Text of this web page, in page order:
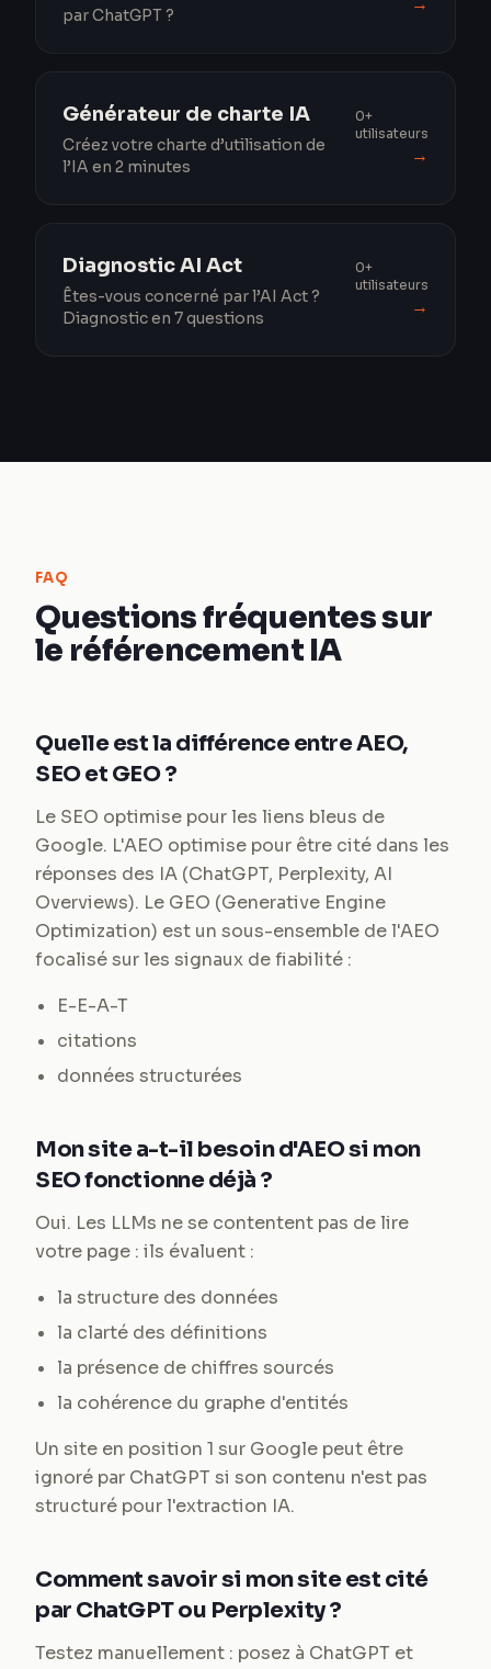
par ChatGPT ?
Générateur de charte IA
Créez votre charte d’utilisation de
l’IA en 2 minutes
0+
utilisateurs
→
Diagnostic AI Act
Êtes-vous concerné par l’AI Act ?
Diagnostic en 7 questions
0+
utilisateurs
→
FAQ
Questions fréquentes sur
le référencement IA
Quelle est la différence entre AEO,
SEO et GEO ?
Le SEO optimise pour les liens bleus de
Google. L'AEO optimise pour être cité dans les
réponses des IA (ChatGPT, Perplexity, AI
Overviews). Le GEO (Generative Engine
Optimization) est un sous-ensemble de l'AEO
focalisé sur les signaux de fiabilité :
E-E-A-T
citations
données structurées
Mon site a-t-il besoin d'AEO si mon
SEO fonctionne déjà ?
Oui. Les LLMs ne se contentent pas de lire
votre page : ils évaluent :
la structure des données
la clarté des définitions
la présence de chiffres sourcés
la cohérence du graphe d'entités
Un site en position 1 sur Google peut être
ignoré par ChatGPT si son contenu n'est pas
structuré pour l'extraction IA.
Comment savoir si mon site est cité
par ChatGPT ou Perplexity ?
Testez manuellement : posez à ChatGPT et